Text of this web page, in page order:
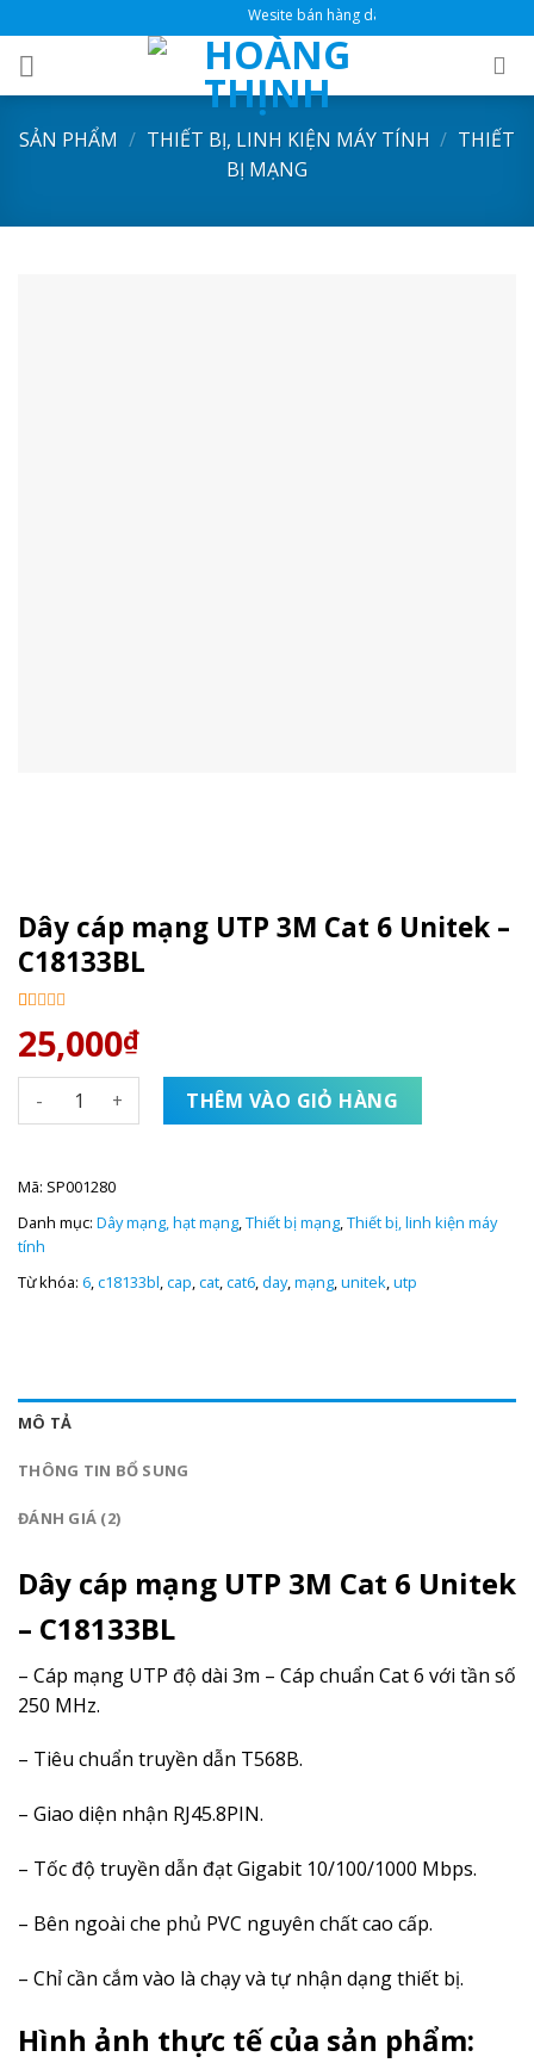
to
content
Wesite bán hàng dành cho đại lý
SẢN PHẨM / THIẾT BỊ, LINH KIỆN MÁY TÍNH / THIẾT
BỊ MẠNG
Dây cáp mạng UTP 3M Cat 6 Unitek –
C18133BL
dựa trên
đánh giá
25,000₫
Dây cáp mạng UTP 3M Cat 6 Unitek - C18133BL số lượng
THÊM VÀO GIỎ HÀNG
Mã: SP001280
Danh mục: Dây mạng, hạt mạng,Thiết bị mạng,Thiết bị, linh kiện máy
tính
Từ khóa: 6,c18133bl,cap,cat,cat6,day,mạng,unitek,utp
MÔ TẢ
THÔNG TIN BỔ SUNG
ĐÁNH GIÁ (2)
Dây cáp mạng UTP 3M Cat 6 Unitek
– C18133BL
– Cáp mạng UTP độ dài 3m – Cáp chuẩn Cat 6 với tần số
250 MHz.
– Tiêu chuẩn truyền dẫn T568B.
– Giao diện nhận RJ45.8PIN.
– Tốc độ truyền dẫn đạt Gigabit 10/100/1000 Mbps.
– Bên ngoài che phủ PVC nguyên chất cao cấp.
– Chỉ cần cắm vào là chạy và tự nhận dạng thiết bị.
Hình ảnh thực tế của sản phẩm: